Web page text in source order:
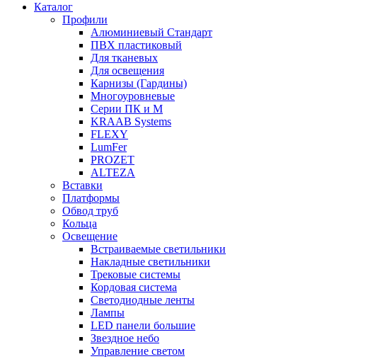
Каталог
Профили
Алюминиевый Стандарт
ПВХ пластиковый
Для тканевых
Для освещения
Карнизы (Гардины)
Многоуровневые
Серии ПК и М
KRAAB Systems
FLEXY
LumFer
PROZET
ALTEZA
Вставки
Платформы
Обвод труб
Кольца
Освещение
Встраиваемые светильники
Накладные светильники
Трековые системы
Кордовая система
Светодиодные ленты
Лампы
LED панели большие
Звездное небо
Управление светом